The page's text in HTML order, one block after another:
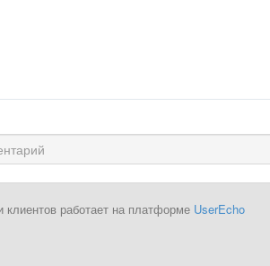
клиентов работает на платформе UserEcho